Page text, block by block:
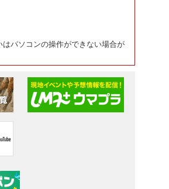
パソコンの操作ができない場合が